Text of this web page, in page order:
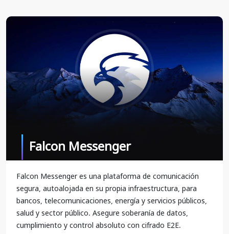
Falcon Messenger
Falcon Messenger es una plataforma de comunicación
segura, autoalojada en su propia infraestructura, para
bancos, telecomunicaciones, energía y servicios públicos,
salud y sector público. Asegure soberanía de datos,
cumplimiento y control absoluto con cifrado E2E.